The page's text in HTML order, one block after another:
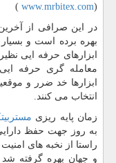
(
www.mrbitex.com
)
در این صرافی از
بهره برده است و
ابزارهای حرفه ایی
معامله گری حرفه
ابزارها خد ضرر و
انتخاب می کنند.
زمان پایه ریزی
به روز جهت حفظ
راستا از نخبه های
و جهان بهره گرفته